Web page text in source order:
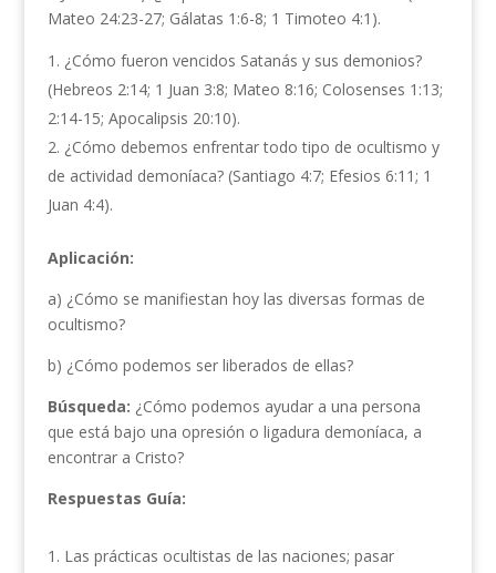
Mateo 24:23-27; Gálatas 1:6-8; 1 Timoteo 4:1).
¿Cómo fueron vencidos Satanás y sus demonios?
(Hebreos 2:14; 1 Juan 3:8; Mateo 8:16; Colosenses 1:13;
2:14-15; Apocalipsis 20:10).
¿Cómo debemos enfrentar todo tipo de ocultismo y
de actividad demoníaca? (Santiago 4:7; Efesios 6:11; 1
Juan 4:4).
Aplicación:
a) ¿Cómo se manifiestan hoy las diversas formas de
ocultismo?
b) ¿Cómo podemos ser liberados de ellas?
Búsqueda: ¿Cómo podemos ayudar a una persona
que está bajo una opresión o ligadura demoníaca, a
encontrar a Cristo?
Respuestas Guía:
Las prácticas ocultistas de las naciones; pasar